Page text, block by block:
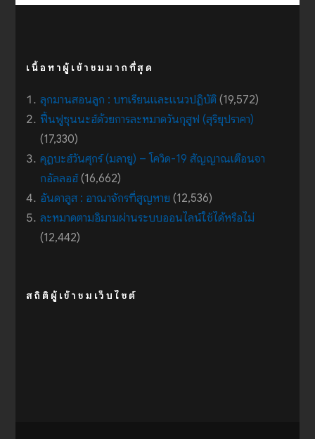
เนื้อหาผู้เข้าชมมากที่สุด
ลุกมานสอนลูก : บทเรียนและแนวปฏิบัติ (19,572)
ฟื้นฟูซุนนะฮ์ด้วยการละหมาดวันกุสูฟ (สุริยุปราคา)
(17,330)
คุฏบะฮ์วันศุกร์ (มลายู) – โควิด-19 สัญญาณเตือนจา
กอัลลอฮ์ (16,662)
อันดาลูส : อาณาจักรที่สูญหาย (12,536)
ละหมาดตามอิมามผ่านระบบออนไลน์ใช้ได้หรือไม่
(12,442)
สถิติผู้เข้าชมเว็บไซต์